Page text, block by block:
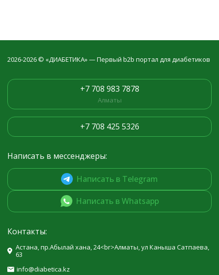
2026-2026 © «ДИАБЕТИКА» — Первый b2b портал для диабетиков
+7 708 983 7878
Алматы
+7 708 425 5326
Написать в мессенджеры:
Написать в Telegram
Написать в Whatsapp
Контакты:
Астана, пр.Абылай хана, 24<br>Алматы, ул Каныша Сатпаева,
63
info@diabetica.kz